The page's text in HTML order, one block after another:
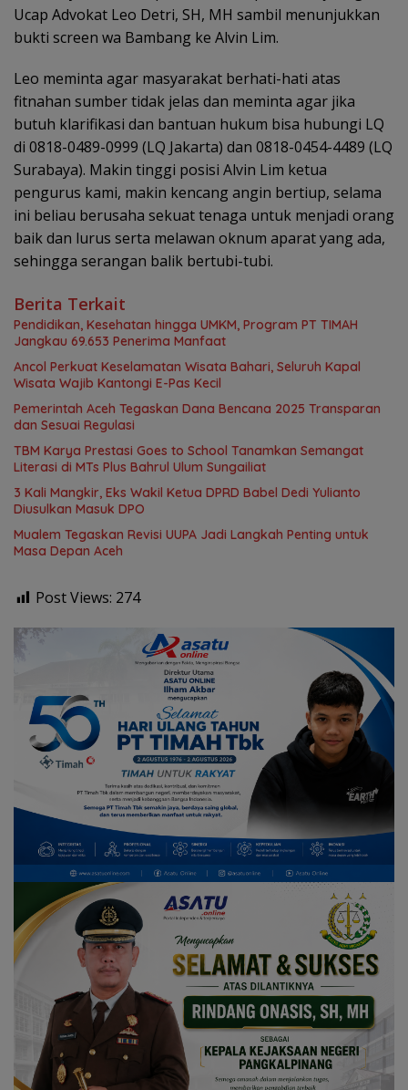
Ucap Advokat Leo Detri, SH, MH sambil menunjukkan
bukti screen wa Bambang ke Alvin Lim.
Leo meminta agar masyarakat berhati-hati atas
fitnahan sumber tidak jelas dan meminta agar jika
butuh klarifikasi dan bantuan hukum bisa hubungi LQ
di 0818-0489-0999 (LQ Jakarta) dan 0818-0454-4489 (LQ
Surabaya). Makin tinggi posisi Alvin Lim ketua
pengurus kami, makin kencang angin bertiup, selama
ini beliau berusaha sekuat tenaga untuk menjadi orang
baik dan lurus serta melawan oknum aparat yang ada,
sehingga serangan balik bertubi-tubi.
Berita Terkait
Pendidikan, Kesehatan hingga UMKM, Program PT TIMAH
Jangkau 69.653 Penerima Manfaat
Ancol Perkuat Keselamatan Wisata Bahari, Seluruh Kapal
Wisata Wajib Kantongi E-Pas Kecil
Pemerintah Aceh Tegaskan Dana Bencana 2025 Transparan
dan Sesuai Regulasi
TBM Karya Prestasi Goes to School Tanamkan Semangat
Literasi di MTs Plus Bahrul Ulum Sungailiat
3 Kali Mangkir, Eks Wakil Ketua DPRD Babel Dedi Yulianto
Diusulkan Masuk DPO
Mualem Tegaskan Revisi UUPA Jadi Langkah Penting untuk
Masa Depan Aceh
Post Views: 274